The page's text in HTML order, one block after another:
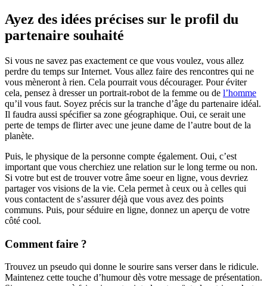
Ayez des idées précises sur le profil du
partenaire souhaité
Si vous ne savez pas exactement ce que vous voulez, vous allez
perdre du temps sur Internet. Vous allez faire des rencontres qui ne
vous mèneront à rien. Cela pourrait vous décourager. Pour éviter
cela, pensez à dresser un portrait-robot de la femme ou de l’homme
qu’il vous faut. Soyez précis sur la tranche d’âge du partenaire idéal.
Il faudra aussi spécifier sa zone géographique. Oui, ce serait une
perte de temps de flirter avec une jeune dame de l’autre bout de la
planète.
Puis, le physique de la personne compte également. Oui, c’est
important que vous cherchiez une relation sur le long terme ou non.
Si votre but est de trouver votre âme soeur en ligne, vous devriez
partager vos visions de la vie. Cela permet à ceux ou à celles qui
vous contactent de s’assurer déjà que vous avez des points
communs. Puis, pour séduire en ligne, donnez un aperçu de votre
côté cool.
Comment faire ?
Trouvez un pseudo qui donne le sourire sans verser dans le ridicule.
Maintenez cette touche d’humour dès votre message de présentation.